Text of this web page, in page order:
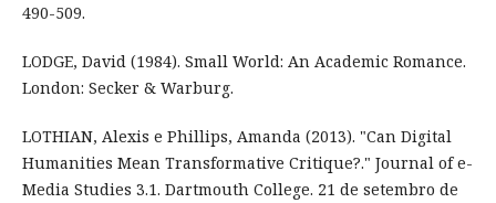
490-509.
LODGE, David (1984). Small World: An Academic Romance.
London: Secker & Warburg.
LOTHIAN, Alexis e Phillips, Amanda (2013). "Can Digital
Humanities Mean Transformative Critique?." Journal of e-
Media Studies 3.1. Dartmouth College. 21 de setembro de